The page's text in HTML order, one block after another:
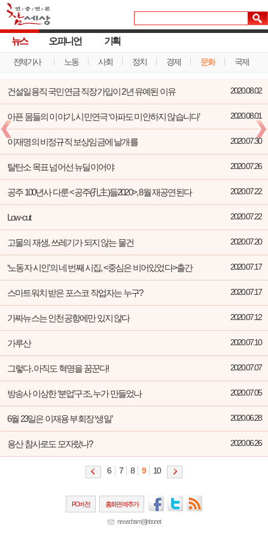
뉴스
전체기사 노동 사회 정치 경제 문화 국제
오피니언 기획
건설일용직 국민연금 직장가입이 2년 유예된 이유 2020.08.02
아픈 몸들의 이야기, 시민연극 ‘아파도 미안하지 않습니다’ 2020.08.01
이재명의 비정규직 보상임금에 날개를 2020.07.30
탈탄소 목표 넘어선 뉴딜이어야 2020.07.26
공주 100년사 다룬 <공주(孔主)들2020>, 8월 재공연된다 2020.07.22
Low-cut 2020.07.22
고물의 재생, 쓰레기가 되지 않는 물건 2020.07.20
‘노동자 시인’의 네 번째 시집, <중심은 비어있었다>출간 2020.07.17
스마트워치 받은 포스코 작업자는 누구? 2020.07.17
가짜뉴스는 인천공항에만 있지 않다 2020.07.12
가루산 2020.07.10
그렇다. 아직도 혁명을 꿈꾼다! 2020.07.07
방송사 이상한 ‘분업’구조, 누가 만들었나 2020.07.05
6월 23일은 이재용 부회장 ‘생일’ 2020.06.28
용산 참사로도 모자랐나? 2020.06.26
6 7 8 9 10
PC버전 홈화면에추가
newscham@jinbo.net